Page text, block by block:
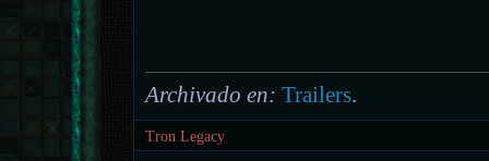
Archivado en: Trailers.
Tron Legacy